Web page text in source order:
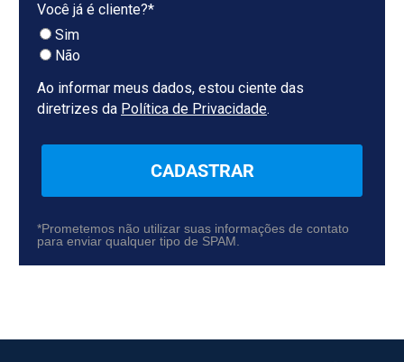
Você já é cliente?*
Sim
Não
Ao informar meus dados, estou ciente das
diretrizes da Política de Privacidade.
CADASTRAR
*Prometemos não utilizar suas informações de contato
para enviar qualquer tipo de SPAM.